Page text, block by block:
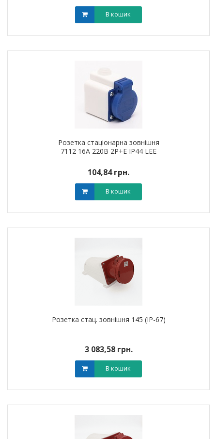
В кошик
Розетка стаціонарна зовнішня
7112 16А 220В 2Р+Е IP44 LEE
104,84 грн.
В кошик
Розетка стац. зовнішня 145 (IP-67)
3 083,58 грн.
В кошик